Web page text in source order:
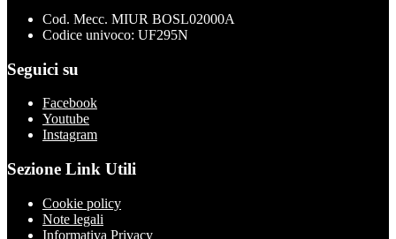
Cod. Mecc. MIUR BOSL02000A
Codice univoco: UF295N
Seguici su
Facebook
Youtube
Instagram
Sezione Link Utili
Cookie policy
Note legali
Informativa Privacy